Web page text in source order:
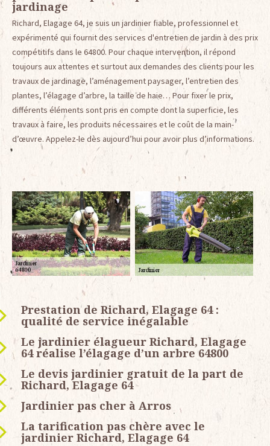
jardinage
Richard, Elagage 64, je suis un jardinier fiable, professionnel et
expérimenté qui fournit des services d'entretien de jardin à des prix
compétitifs dans le 64800. Pour chaque intervention, il répond
toujours aux attentes et surtout aux demandes des clients pour les
travaux de jardinage, l’aménagement paysager, l’entretien des
plantes, l’élagage d’arbre, la taille de haie… Pour fixer le prix,
différents éléments sont pris en compte dont la superficie, les
travaux à faire, les produits nécessaires et le coût de la main-
d’œuvre. Appelez-le dès aujourd’hui pour avoir plus d’informations.
Prestation de Richard, Elagage 64 :
qualité de service inégalable
Le jardinier élagueur Richard, Elagage
64 réalise l’élagage d’un arbre 64800
Le devis jardinier gratuit de la part de
Richard, Elagage 64
Jardinier pas cher à Arros
La tarification pas chère avec le
jardinier Richard, Elagage 64